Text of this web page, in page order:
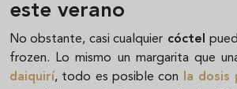
este verano
No obstante, casi cualquier cóctel
frozen. Lo mismo un margarita que
daiquirí, todo es posible con la dosis